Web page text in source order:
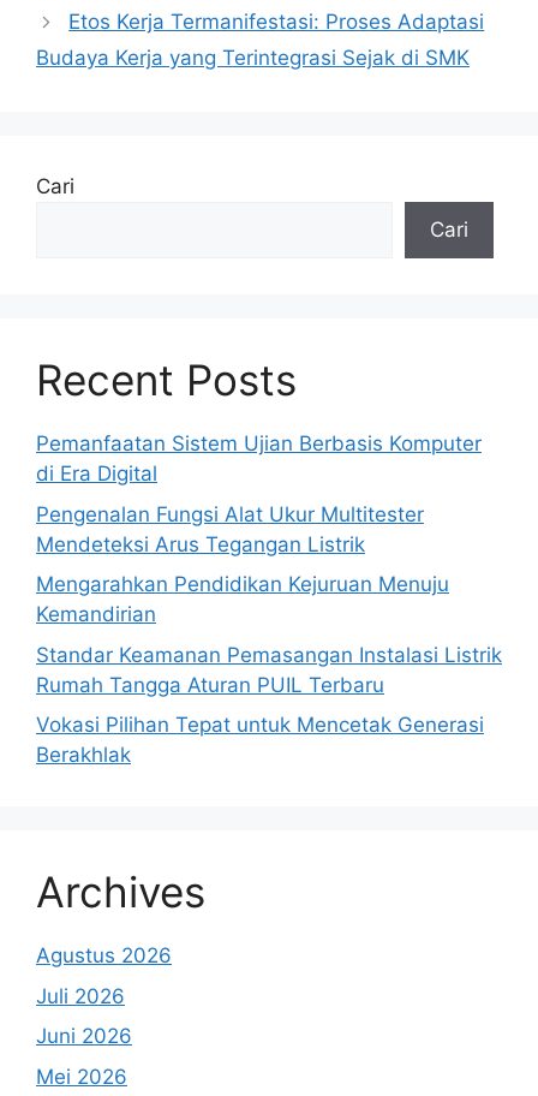
Etos Kerja Termanifestasi: Proses Adaptasi
Budaya Kerja yang Terintegrasi Sejak di SMK
Cari
Cari
Recent Posts
Pemanfaatan Sistem Ujian Berbasis Komputer
di Era Digital
Pengenalan Fungsi Alat Ukur Multitester
Mendeteksi Arus Tegangan Listrik
Mengarahkan Pendidikan Kejuruan Menuju
Kemandirian
Standar Keamanan Pemasangan Instalasi Listrik
Rumah Tangga Aturan PUIL Terbaru
Vokasi Pilihan Tepat untuk Mencetak Generasi
Berakhlak
Archives
Agustus 2026
Juli 2026
Juni 2026
Mei 2026